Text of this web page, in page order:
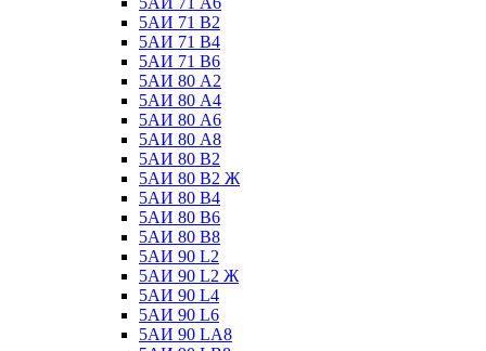
5АИ 71 В2
5АИ 71 В4
5АИ 71 В6
5АИ 80 А2
5АИ 80 А4
5АИ 80 А6
5АИ 80 А8
5АИ 80 В2
5АИ 80 В2 Ж
5АИ 80 В4
5АИ 80 В6
5АИ 80 В8
5АИ 90 L2
5АИ 90 L2 Ж
5АИ 90 L4
5АИ 90 L6
5АИ 90 LА8